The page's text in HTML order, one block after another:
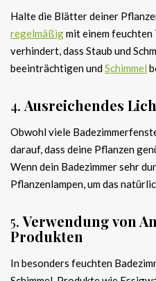
Halte die Blätter deiner
regelmäßigmit einem feuchten
verhindert, dass Staub und
beeinträchtigen undSchimmel
4.Ausreichendes
Obwohl viele
darauf, dass deine Pflanzen
Wenn dein Badezimmer sehr
Pflanzenlampen, um das
5.Verwendung von
Produkten
In besonders feuchten